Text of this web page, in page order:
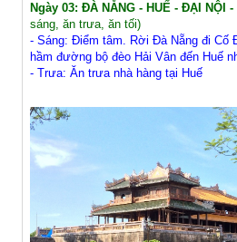
Ngày 03: ĐÀ NẴNG - HUẾ - ĐẠI NỘI
sáng, ăn trưa, ăn tối)
- Sáng: Điểm tâm. Rời Đà Nẵng đi Cố
hầm đường bộ đèo Hải Vân đến Huế
- Trưa: Ăn trưa nhà hàng tại Huế